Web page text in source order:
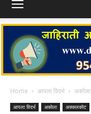
Home आपला विदर्भ अकोला
आपला विदर्भ अकोला अक्कलकोट